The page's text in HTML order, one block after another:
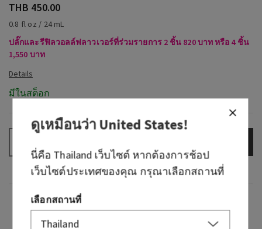
THB 450.00
0.8 fl oz / 24 mL
ปลั๊กและรีฟิลวอลล์ฟลาวเวอร์ที่ร่วมรายการ 2 ชิ้น 820 บาท หรือ 4 ชิ้น
1,550 บาท
มีในสต็อก
กลิ่น
ดูเหมือนว่าUnited States!
นี่คือ Thailand เว็บไซต์ หากต้องการช้อป
เว็บไซต์ประเทศของคุณ กรุณาเลือกสถานที่
เลือกสถานที่